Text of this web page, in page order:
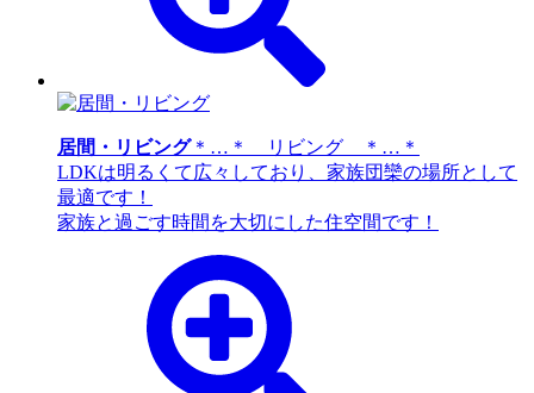
居間・リビング＊…＊ リビング ＊…＊
LDKは明るくて広々しており、家族団欒の場所として
最適です！
家族と過ごす時間を大切にした住空間です！